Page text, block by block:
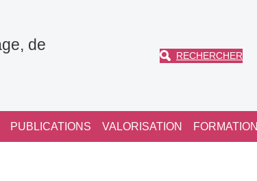
de
RECHERCHER
PUBLICATIONS VALORISATION FORMATION